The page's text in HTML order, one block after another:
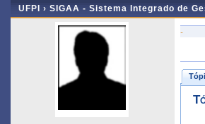
UFPI › SIGAA - Sistema Integrado de
-